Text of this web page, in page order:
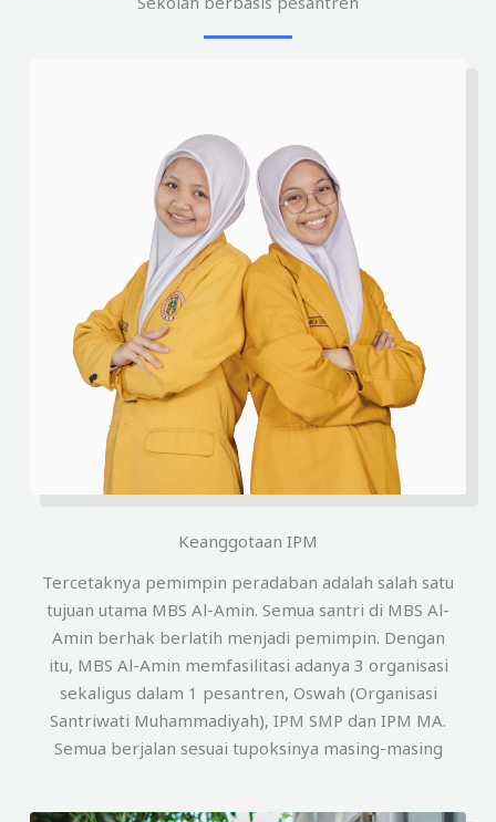
Keanggotaan IPM
Tercetaknya pemimpin peradaban adalah salah satu
tujuan utama MBS Al-Amin. Semua santri di MBS Al-
Amin berhak berlatih menjadi pemimpin. Dengan
itu, MBS Al-Amin memfasilitasi adanya 3 organisasi
sekaligus dalam 1 pesantren, Oswah (Organisasi
Santriwati Muhammadiyah), IPM SMP dan IPM MA.
Semua berjalan sesuai tupoksinya masing-masing